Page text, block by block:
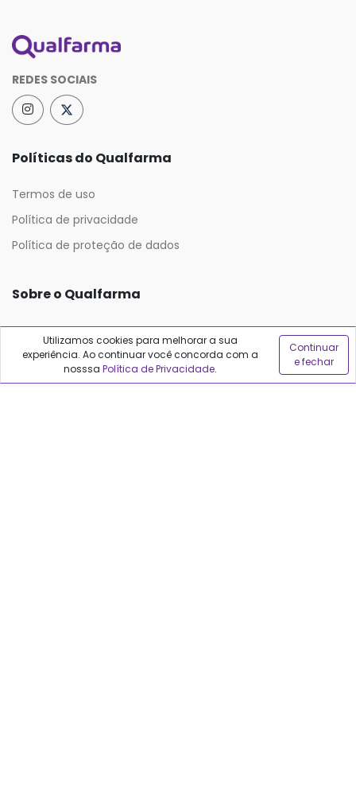
REDES SOCIAIS
Políticas do Qualfarma
Termos de uso
Política de privacidade
Política de proteção de dados
Sobre o Qualfarma
Quem somos
Blog
Utilizamos cookies para melhorar a sua
experiência. Ao continuar você concorda com a
nosssa Política de Privacidade.
Continuar
e fechar